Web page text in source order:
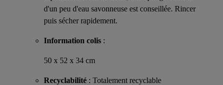
d'un peu d'eau savonneuse est conseillée. Rincer
puis sécher rapidement.
Information colis :
50 x 52 x 34 cm
Recyclabilité : Totalement recyclable